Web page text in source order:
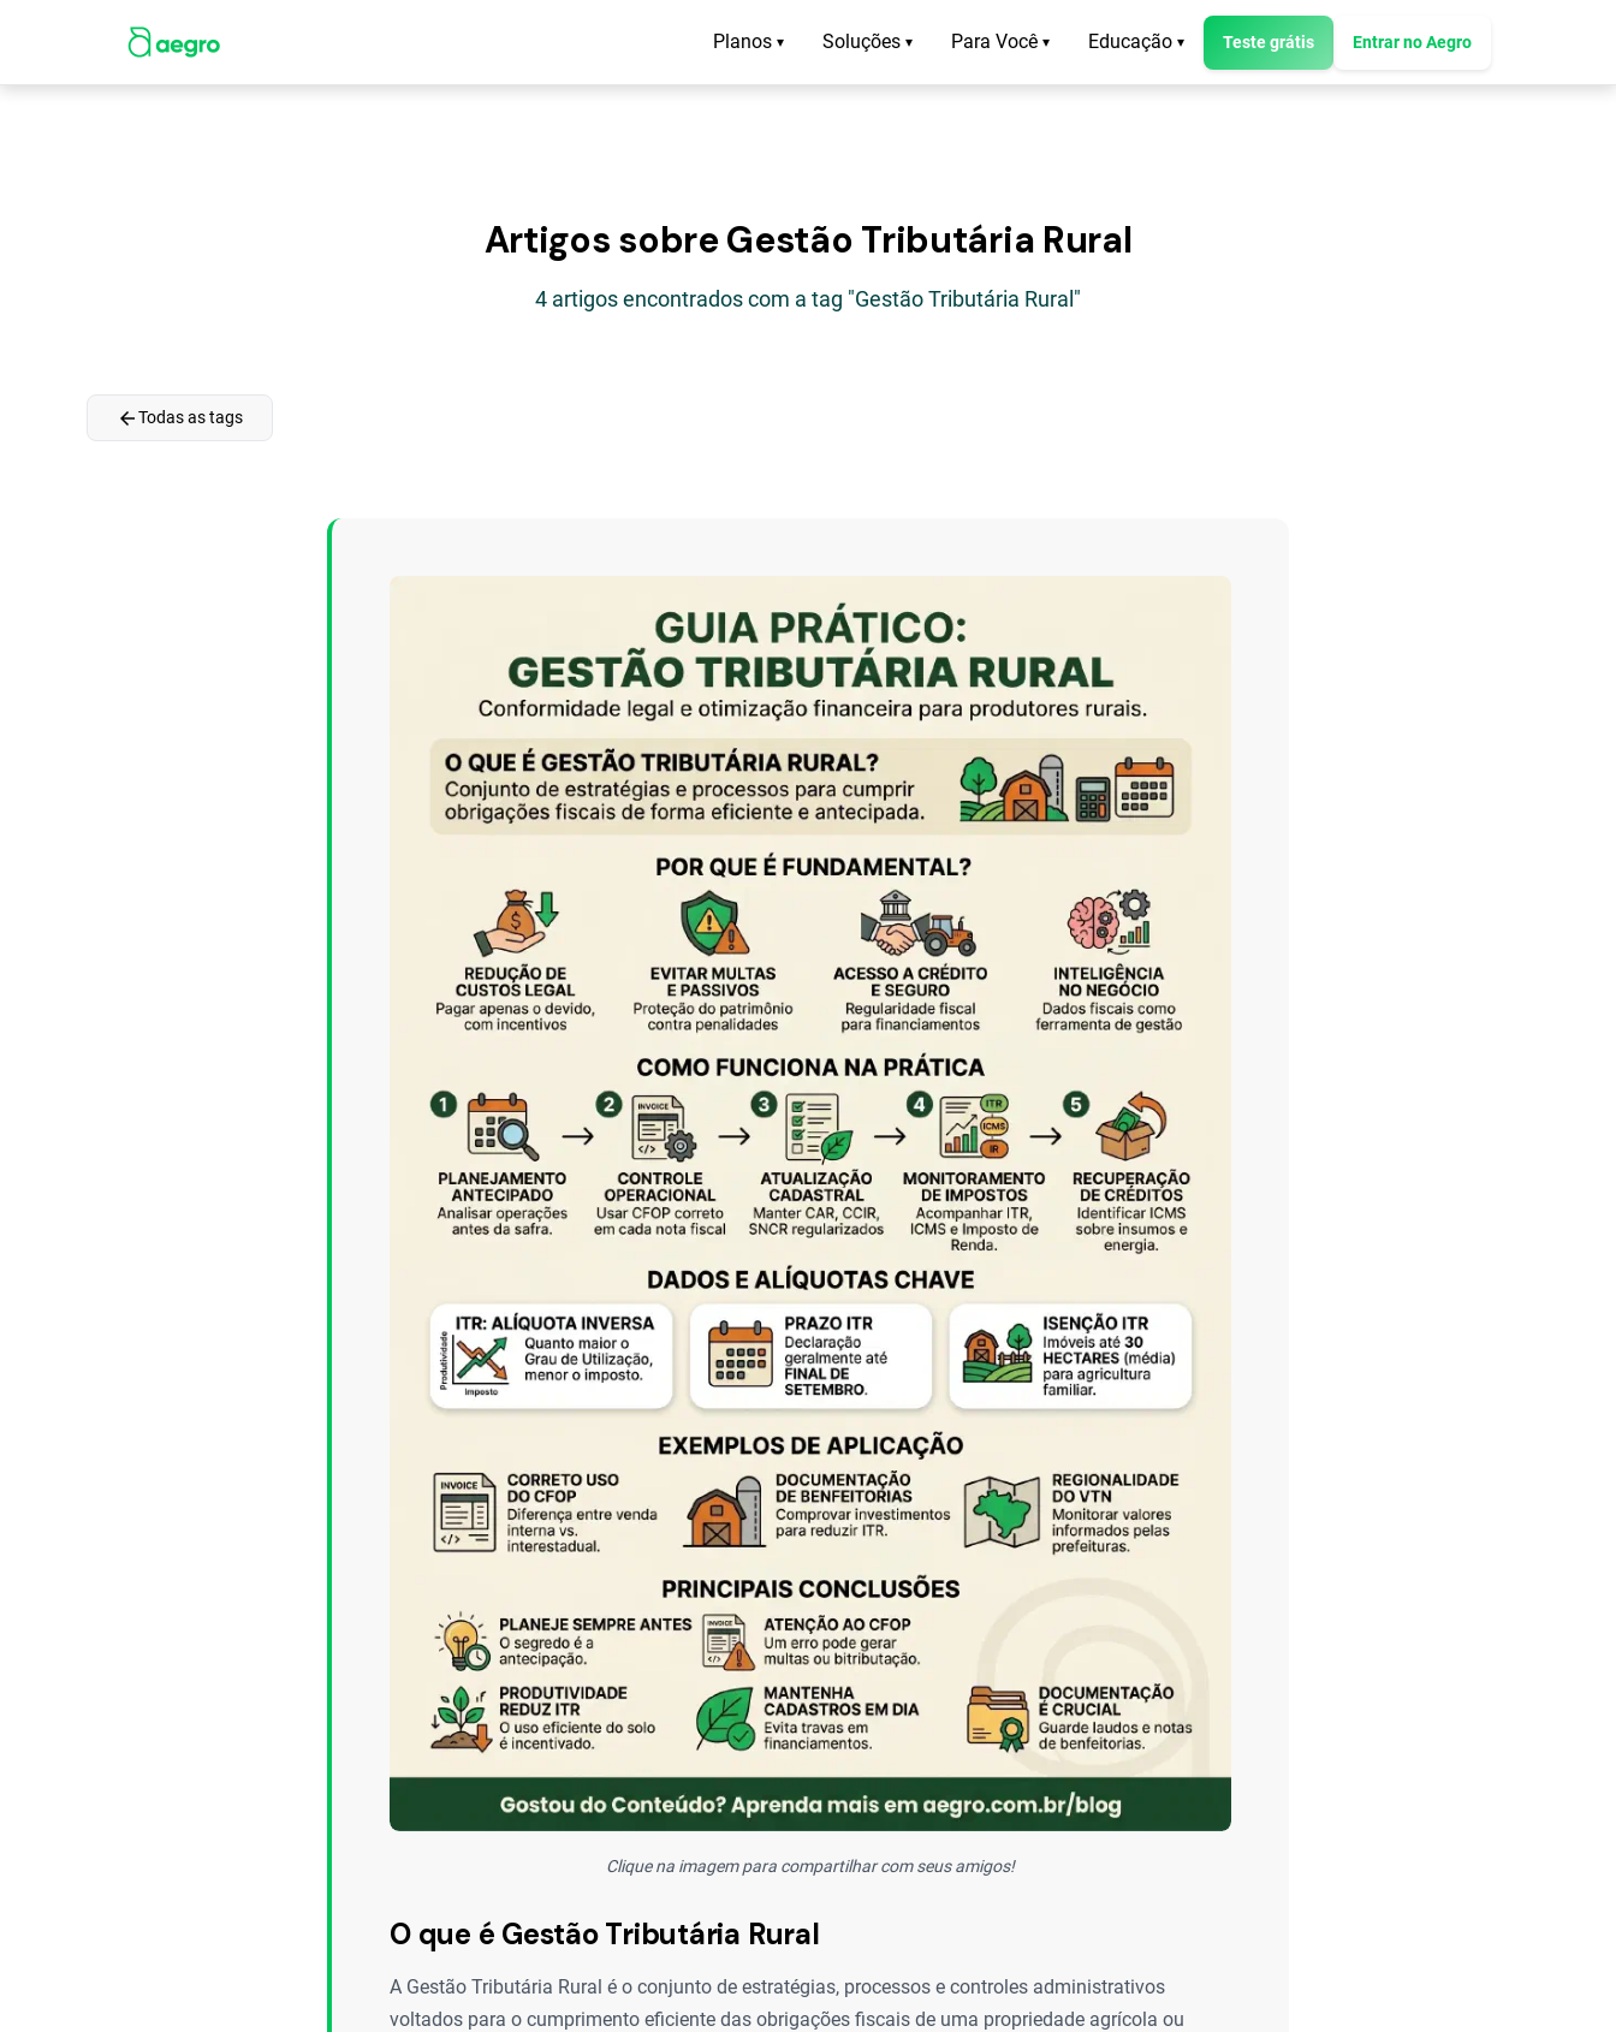
Planos ▾ Soluções ▾ Para Você ▾ Educação ▾ Teste grátis Entrar no Aegro
Artigos sobre Gestão Tributária Rural
4 artigos encontrados com a tag "Gestão Tributária Rural"
arrow_backTodas as tags
Clique na imagem para compartilhar com seus amigos!
O que é Gestão Tributária Rural
A Gestão Tributária Rural é o conjunto de estratégias, processos e controles administrativos
voltados para o cumprimento eficiente das obrigações fiscais de uma propriedade agrícola ou